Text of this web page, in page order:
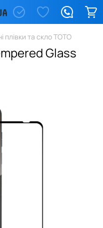
плівки та скло TOTO
Glass